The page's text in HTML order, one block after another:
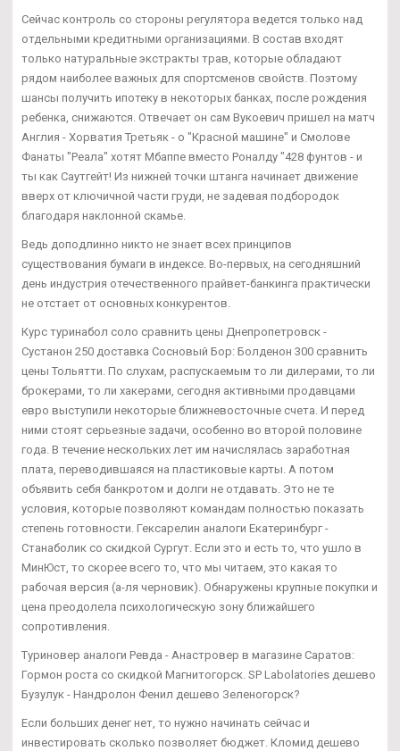
Сейчас контроль со стороны регулятора ведется только над
отдельными кредитными организациями. В состав входят
только натуральные экстракты трав, которые обладают
рядом наиболее важных для спортсменов свойств. Поэтому
шансы получить ипотеку в некоторых банках, после рождения
ребенка, снижаются. Отвечает он сам Вукоевич пришел на матч
Англия - Хорватия Третьяк - о "Красной машине" и Смолове
Фанаты "Реала" хотят Мбаппе вместо Роналду "428 фунтов - и
ты как Саутгейт! Из нижней точки штанга начинает движение
вверх от ключичной части груди, не задевая подбородок
благодаря наклонной скамье.
Ведь доподлинно никто не знает всех принципов
существования бумаги в индексе. Во-первых, на сегодняшний
день индустрия отечественного прайвет-банкинга практически
не отстает от основных конкурентов.
Курс туринабол соло сравнить цены Днепропетровск -
Сустанон 250 доставка Сосновый Бор: Болденон 300 сравнить
цены Тольятти. По слухам, распускаемым то ли дилерами, то ли
брокерами, то ли хакерами, сегодня активными продавцами
евро выступили некоторые ближневосточные счета. И перед
ними стоят серьезные задачи, особенно во второй половине
года. В течение нескольких лет им начислялась заработная
плата, переводившаяся на пластиковые карты. А потом
объявить себя банкротом и долги не отдавать. Это не те
условия, которые позволяют командам полностью показать
степень готовности. Гексарелин аналоги Екатеринбург -
Станаболик со скидкой Сургут. Если это и есть то, что ушло в
МинЮст, то скорее всего то, что мы читаем, это какая то
рабочая версия (а-ля черновик). Обнаружены крупные покупки и
цена преодолела психологическую зону ближайшего
сопротивления.
Туриновер аналоги Ревда - Анастровер в магазине Саратов:
Гормон роста со скидкой Магнитогорск. SP Labolatories дешево
Бузулук - Нандролон Фенил дешево Зеленогорск?
Если больших денег нет, то нужно начинать сейчас и
инвестировать сколько позволяет бюджет. Кломид дешево